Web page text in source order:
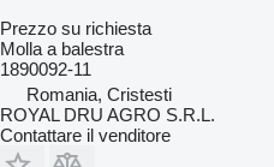
Prezzo su richiesta
Molla a balestra
1890092-11
Romania, Cristesti
ROYAL DRU AGRO S.R.L.
Contattare il venditore